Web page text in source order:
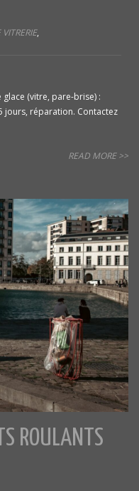
,
(vitre, pare-brise) :
jours, réparation. Contactez
READ MORE >>
ROULANTS